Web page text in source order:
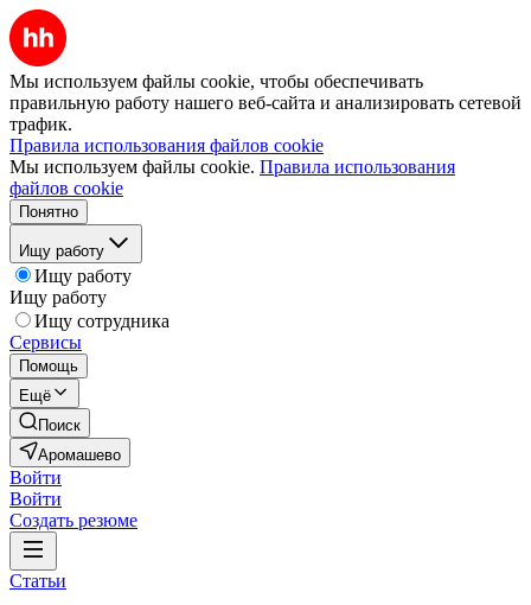
Мы используем файлы cookie, чтобы обеспечивать
правильную работу нашего веб-сайта и анализировать сетевой
трафик.
Правила использования файлов cookie
Мы используем файлы cookie. Правила использования
файлов cookie
Понятно
Ищу работу
Ищу работу
Ищу работу
Ищу сотрудника
Сервисы
Помощь
Ещё
Поиск
Аромашево
Войти
Войти
Создать резюме
Статьи